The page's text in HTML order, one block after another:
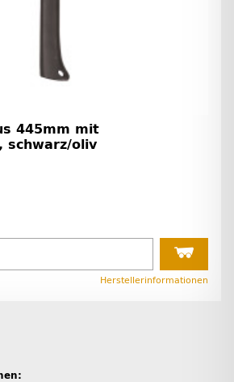
445mm mit
schwarz/oliv
Herstellerinformationen